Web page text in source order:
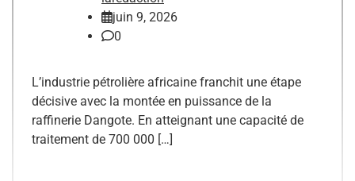
juin 9, 2026
0
L’industrie pétrolière africaine franchit une étape
décisive avec la montée en puissance de la
raffinerie Dangote. En atteignant une capacité de
traitement de 700 000 […]